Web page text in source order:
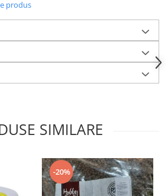
produs
SIMILARE
-20%